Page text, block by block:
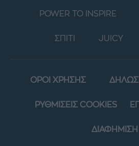
POWER TO INSPIRE
ΣΠΙΤΙ JUICY
ΟΡΟΙ ΧΡΗΣΗΣ
ΡΥΘΜΙΣΕΙΣ COOKIES
ΔΙΑΦΗΜΙΣΗ